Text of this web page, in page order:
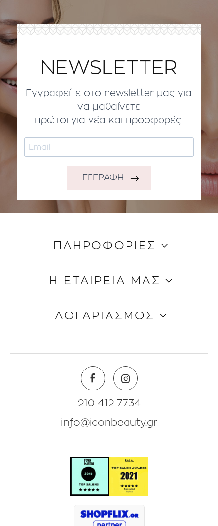
NEWSLETTER
Εγγραφείτε στο newsletter μας για
να μαθαίνετε
πρώτοι για νέα και προσφορές!
ΕΓΓΡΑΦΗ
ΠΛΗΡΟΦΟΡΙΕΣ
Τρόποι Aποστολής
Όροι & Προϋποθέσεις
Η ΕΤΑΙΡΕΙΑ ΜΑΣ
Επικοινωνία
Beauty Corner
Θέσεις Eργασίας
ΛΟΓΑΡΙΑΣΜΟΣ
Λίστα Αγαπημένων
Πολιτική Επιστροφών
210 412 7734
info@iconbeauty.gr